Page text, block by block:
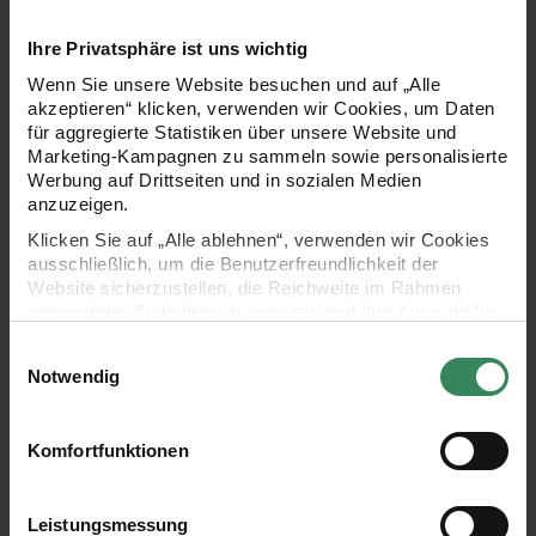
Ihre Privatsphäre ist uns wichtig
Wenn Sie unsere Website besuchen und auf „Alle
akzeptieren“ klicken, verwenden wir Cookies, um Daten
für aggregierte Statistiken über unsere Website und
Marketing-Kampagnen zu sammeln sowie personalisierte
Werbung auf Drittseiten und in sozialen Medien
anzuzeigen.
Klicken Sie auf „Alle ablehnen“, verwenden wir Cookies
ausschließlich, um die Benutzerfreundlichkeit der
Website sicherzustellen, die Reichweite im Rahmen
Ihre Einwilligung ist freiwillig und kann jederzeit über den
Link „Cookie-Einstellungen“ im Fußbereich der Seite
verwendeten Technologien und den Empfängern der
Daten finden Sie in unserer Datenschutzerklärung.
Notwendig
Komfortfunktionen
Leistungsmessung
Paper Poetry Kuvert
Essentials DL 5 Stück
Ab 2,79 €
Paper Poetry Renew
Umschläge Quadratisch
5 Stück
Paper Poetry Luxury